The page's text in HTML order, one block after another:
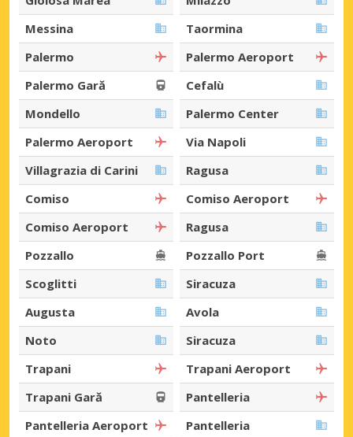
Messina
Taormina
Palermo
Palermo Aeroport
Palermo Gară
Cefalù
Mondello
Palermo Center
Palermo Aeroport
Via Napoli
Villagrazia di Carini
Ragusa
Comiso
Comiso Aeroport
Comiso Aeroport
Ragusa
Pozzallo
Pozzallo Port
Scoglitti
Siracuza
Augusta
Avola
Noto
Siracuza
Trapani
Trapani Aeroport
Trapani Gară
Pantelleria
Pantelleria Aeroport
Pantelleria